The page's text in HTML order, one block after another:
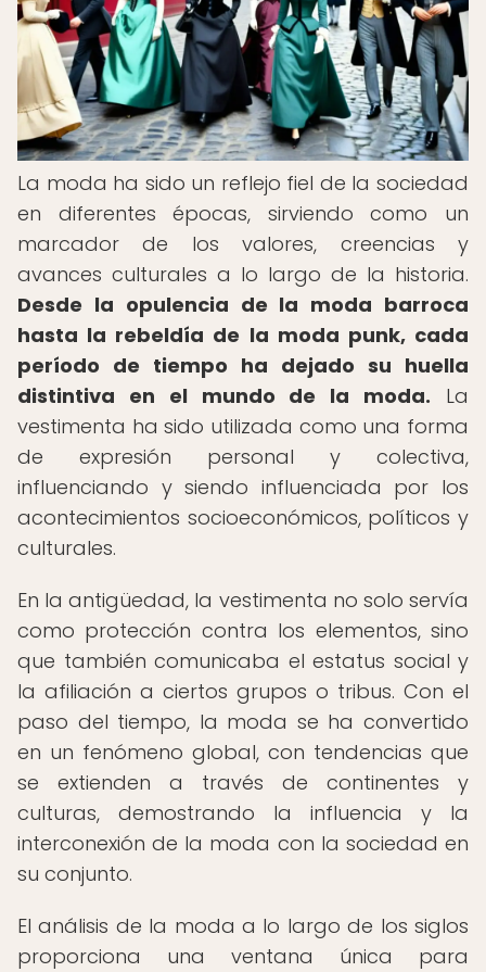
La moda ha sido un reflejo fiel de la sociedad
en diferentes épocas, sirviendo como un
marcador de los valores, creencias y
avances culturales a lo largo de la historia.
Desde la opulencia de la moda barroca
hasta la rebeldía de la moda punk, cada
período de tiempo ha dejado su huella
distintiva en el mundo de la moda. La
vestimenta ha sido utilizada como una forma
de expresión personal y colectiva,
influenciando y siendo influenciada por los
acontecimientos socioeconómicos, políticos y
culturales.
En la antigüedad, la vestimenta no solo servía
como protección contra los elementos, sino
que también comunicaba el estatus social y
la afiliación a ciertos grupos o tribus. Con el
paso del tiempo, la moda se ha convertido
en un fenómeno global, con tendencias que
se extienden a través de continentes y
culturas, demostrando la influencia y la
interconexión de la moda con la sociedad en
su conjunto.
El análisis de la moda a lo largo de los siglos
proporciona una ventana única para